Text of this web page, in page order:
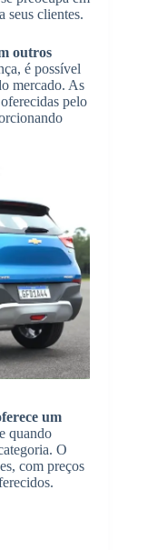
seus clientes.
outros
é possível
mercado. As
pelo
um
quando
O
com preços